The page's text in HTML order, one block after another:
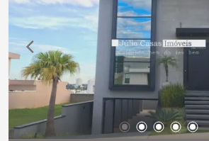
dormitórios sendo duas suítes com
hidromassagem e a suíte master
jardim de inverno. Hall entre os
jardim de inverno e nicho para
Sauna com boa área com duas
Bonito jardim, bem arborizado,
bar e cascata. Quadra
para funcionários contendo 2